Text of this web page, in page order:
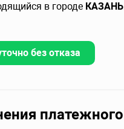
в городе КАЗАНЬ
без отказа